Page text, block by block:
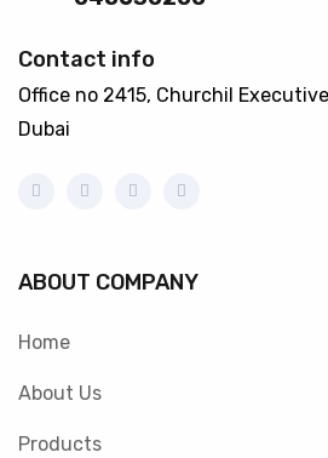
Contact info
Office no 2415, Churchil
Dubai
ABOUT COMPANY
Home
About Us
Products